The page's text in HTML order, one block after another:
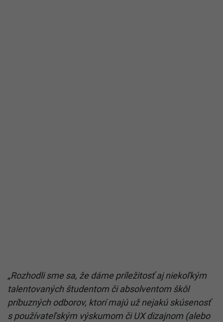
„Rozhodli sme sa, že dáme príležitosť aj niekoľkým
talentovaných študentom či absolventom škôl
príbuzných odborov, ktorí majú už nejakú skúsenosť
s používateľským výskumom či UX dizajnom (alebo